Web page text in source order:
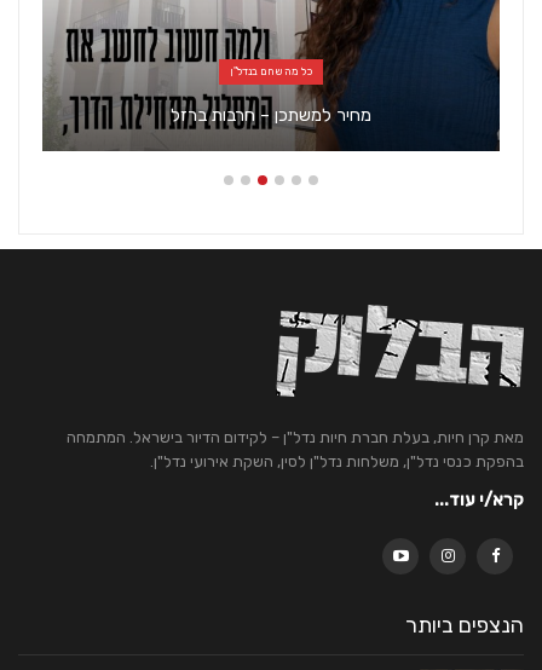
מה שחם בנדל"ן
למה‭ ‬אף‭ ‬פעם לא‭ ‬תרוויח בבורסה‭?‬ מאת‭ ‬מיקי‭ ‬כץ
מאת קרן חיות, בעלת חברת חיות נדל"ן – לקידום הדיור בישראל. המתמחה
בהפקת כנסי נדל"ן, משלחות נדל"ן לסין, השקת אירועי נדל"ן.
קרא/י עוד...
הנצפים ביותר